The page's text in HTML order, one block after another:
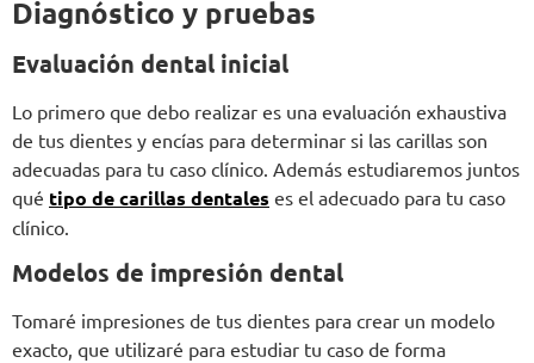
Diagnóstico y pruebas
Evaluación dental inicial
Lo primero que debo realizar es una evaluación exhaustiva
de tus dientes y encías para determinar si las carillas son
adecuadas para tu caso clínico. Además estudiaremos juntos
qué tipo de carillas dentales es el adecuado para tu caso
clínico.
Modelos de impresión dental
Tomaré impresiones de tus dientes para crear un modelo
exacto, que utilizaré para estudiar tu caso de forma